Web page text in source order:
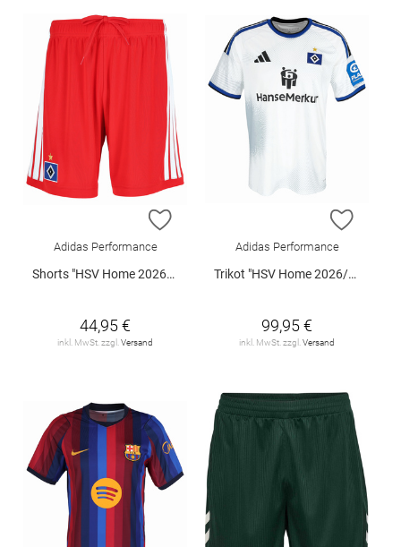
ZUR WUNSCHLISTE HINZUFÜGEN
Adidas Performance
Shorts "HSV Home 2026/2027"
44,95 €
inkl. MwSt. zzgl. Versand
ZUR
Adidas Performance
Trikot "HSV Home 2026/2027"
99,95 €
inkl. MwSt. zzgl. Versand